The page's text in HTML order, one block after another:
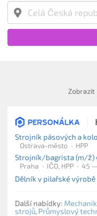
Zobrazit
Strojník pásových a
Ostrava-město HPP
Strojník/bagrista (m/ž)
Praha IČO, HPP 45
Dělník v pilařské výrobě
Další nabídky:
strojů, Průmyslový